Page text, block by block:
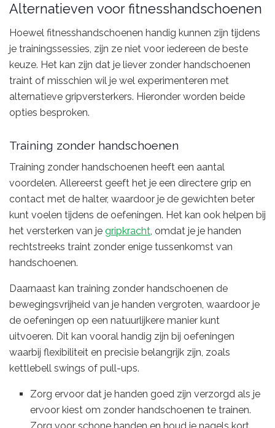
Alternatieven voor fitnesshandschoenen
Hoewel fitnesshandschoenen handig kunnen zijn tijdens
je trainingssessies, zijn ze niet voor iedereen de beste
keuze. Het kan zijn dat je liever zonder handschoenen
traint of misschien wil je wel experimenteren met
alternatieve gripversterkers. Hieronder worden beide
opties besproken.
Training zonder handschoenen
Training zonder handschoenen heeft een aantal
voordelen. Allereerst geeft het je een directere grip en
contact met de halter, waardoor je de gewichten beter
kunt voelen tijdens de oefeningen. Het kan ook helpen bij
het versterken van je gripkracht, omdat je je handen
rechtstreeks traint zonder enige tussenkomst van
handschoenen.
Daarnaast kan training zonder handschoenen de
bewegingsvrijheid van je handen vergroten, waardoor je
de oefeningen op een natuurlijkere manier kunt
uitvoeren. Dit kan vooral handig zijn bij oefeningen
waarbij flexibiliteit en precisie belangrijk zijn, zoals
kettlebell swings of pull-ups.
Zorg ervoor dat je handen goed zijn verzorgd als je
ervoor kiest om zonder handschoenen te trainen.